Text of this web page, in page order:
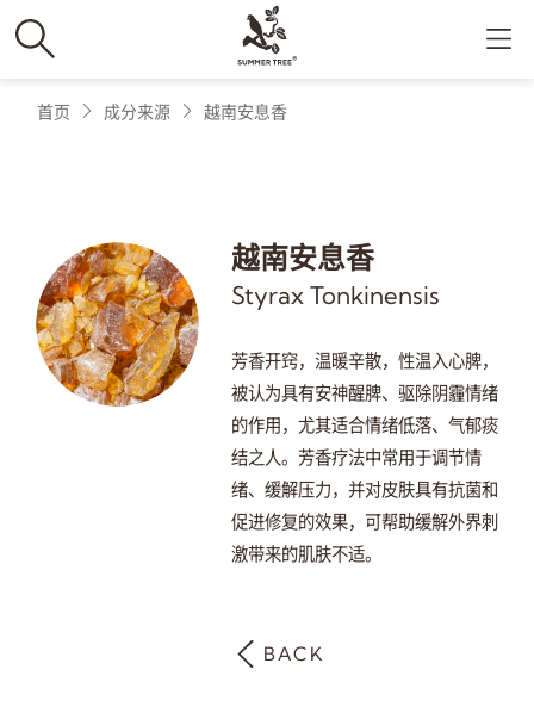
首页 成分来源 越南安息香
越南安息香
Styrax Tonkinensis
芳香开窍，温暖辛散，性温入心脾，
被认为具有安神醒脾、驱除阴霾情绪
的作用，尤其适合情绪低落、气郁痰
结之人。芳香疗法中常用于调节情
绪、缓解压力，并对皮肤具有抗菌和
促进修复的效果，可帮助缓解外界刺
激带来的肌肤不适。
BACK